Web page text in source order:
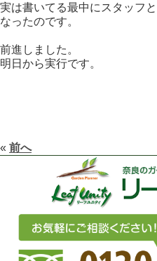
実は書いてる最中にスタッフ
なったのです。
前進しました。
明日から実行です。
« 前へ